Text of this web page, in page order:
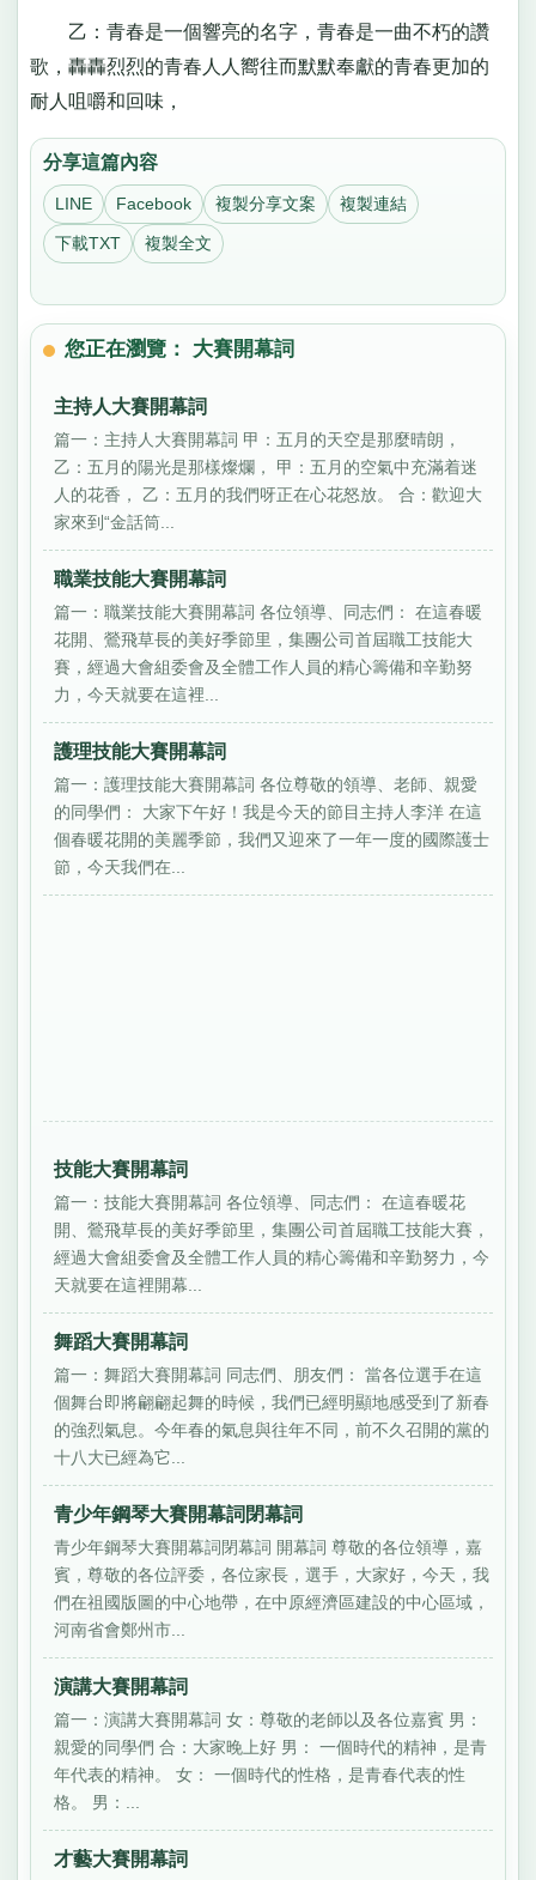
乙：青春是一個響亮的名字，青春是一曲不朽的讚
歌，轟轟烈烈的青春人人嚮往而默默奉獻的青春更加的
耐人咀嚼和回味，
分享這篇內容
LINE Facebook 複製分享文案 複製連結
下載TXT 複製全文
您正在瀏覽： 大賽開幕詞
主持人大賽開幕詞
篇一：主持人大賽開幕詞 甲：五月的天空是那麼晴朗，
乙：五月的陽光是那樣燦爛， 甲：五月的空氣中充滿着迷
人的花香， 乙：五月的我們呀正在心花怒放。 合：歡迎大
家來到“金話筒...
職業技能大賽開幕詞
篇一：職業技能大賽開幕詞 各位領導、同志們： 在這春暖
花開、鶯飛草長的美好季節里，集團公司首屆職工技能大
賽，經過大會組委會及全體工作人員的精心籌備和辛勤努
力，今天就要在這裡...
護理技能大賽開幕詞
篇一：護理技能大賽開幕詞 各位尊敬的領導、老師、親愛
的同學們： 大家下午好！我是今天的節目主持人李洋 在這
個春暖花開的美麗季節，我們又迎來了一年一度的國際護士
節，今天我們在...
技能大賽開幕詞
篇一：技能大賽開幕詞 各位領導、同志們： 在這春暖花
開、鶯飛草長的美好季節里，集團公司首屆職工技能大賽，
經過大會組委會及全體工作人員的精心籌備和辛勤努力，今
天就要在這裡開幕...
舞蹈大賽開幕詞
篇一：舞蹈大賽開幕詞 同志們、朋友們： 當各位選手在這
個舞台即將翩翩起舞的時候，我們已經明顯地感受到了新春
的強烈氣息。今年春的氣息與往年不同，前不久召開的黨的
十八大已經為它...
青少年鋼琴大賽開幕詞閉幕詞
青少年鋼琴大賽開幕詞閉幕詞 開幕詞 尊敬的各位領導，嘉
賓，尊敬的各位評委，各位家長，選手，大家好，今天，我
們在祖國版圖的中心地帶，在中原經濟區建設的中心區域，
河南省會鄭州市...
演講大賽開幕詞
篇一：演講大賽開幕詞 女：尊敬的老師以及各位嘉賓 男：
親愛的同學們 合：大家晚上好 男： 一個時代的精神，是青
年代表的精神。 女： 一個時代的性格，是青春代表的性
格。 男：...
才藝大賽開幕詞